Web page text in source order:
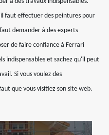
faut effectuer des peintures pour
demander à des experts
de faire confiance à Ferrari
indispensables et sachez qu'il peut
Si vous voulez des
que vous visitiez son site web.